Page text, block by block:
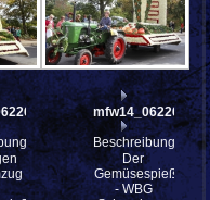
mfw14_062268
Beschreibung:
Der
Gemüsespieß
- WBG